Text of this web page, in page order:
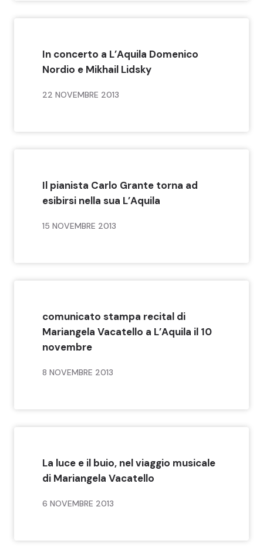
In concerto a L’Aquila Domenico
Nordio e Mikhail Lidsky
22 NOVEMBRE 2013
Il pianista Carlo Grante torna ad
esibirsi nella sua L’Aquila
15 NOVEMBRE 2013
comunicato stampa recital di
Mariangela Vacatello a L’Aquila il 10
novembre
8 NOVEMBRE 2013
La luce e il buio, nel viaggio musicale
di Mariangela Vacatello
6 NOVEMBRE 2013